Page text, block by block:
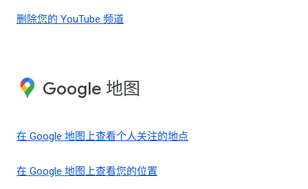
删除您的 YouTube 频道
Google 地图
在 Google 地图上查看个人关注的地点
在 Google 地图上查看您的位置